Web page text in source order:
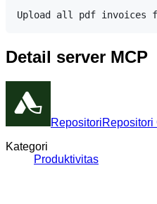
Detail server MCP
RepositoriRepositori
Kategori
Produktivitas